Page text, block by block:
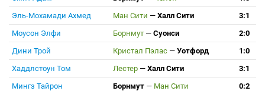
Эль-Мохамади Ахмед
Ман Сити — Халл Сити
3:1
Моусон Элфи
Борнмут — Суонси
2:0
Дини Трой
Кристал Пэлас — Уотфорд
1:0
Хаддлстоун Том
Лестер — Халл Сити
3:1
Мингз Тайрон
Борнмут — Ман Сити
0:2